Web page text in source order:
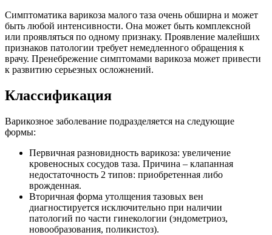
Симптоматика варикоза малого таза очень обширна и может
быть любой интенсивности. Она может быть комплексной
или проявляться по одному признаку. Проявление малейших
признаков патологии требует немедленного обращения к
врачу. Пренебрежение симптомами варикоза может привести
к развитию серьезных осложнений.
Классификация
Варикозное заболевание подразделяется на следующие
формы:
Первичная разновидность варикоза: увеличение
кровеносных сосудов таза. Причина – клапанная
недостаточность 2 типов: приобретенная либо
врожденная.
Вторичная форма утолщения тазовых вен
диагностируется исключительно при наличии
патологий по части гинекологии (эндометриоз,
новообразования, поликистоз).